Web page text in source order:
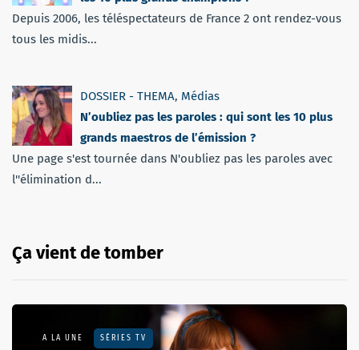
Depuis 2006, les téléspectateurs de France 2 ont rendez-vous
tous les midis...
DOSSIER - THEMA, Médias
N’oubliez pas les paroles : qui sont les 10 plus
grands maestros de l’émission ?
Une page s'est tournée dans N'oubliez pas les paroles avec
l''élimination d...
Ça vient de tomber
A LA UNE SÉRIES TV